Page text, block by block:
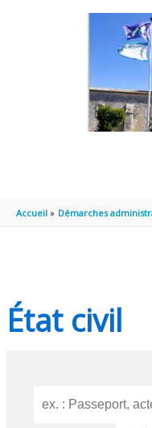
Accueil Démarches
État civil